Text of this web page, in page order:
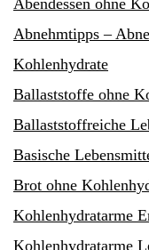
Abnehmtipps –
Kohlenhydrate
Ballaststoffe ohne
Ballaststoffreiche
Basische
Brot ohne
Kohlenhydratarme
Kohlenhydratarme